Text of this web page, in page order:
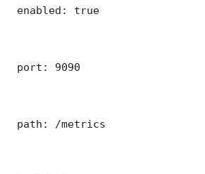
enabled: true
port: 9090
path: /metrics